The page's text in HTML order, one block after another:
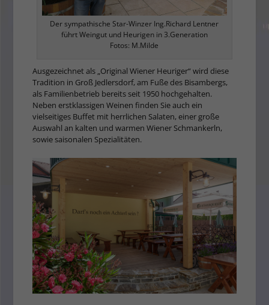
Der sympathische Star-Winzer Ing.Richard Lentner
führt Weingut und Heurigen in 3.Generation
Fotos: M.Milde
Ausgezeichnet als „Original Wiener Heuriger“ wird diese
Tradition in Groß Jedlersdorf, am Fuße des Bisambergs,
als Familienbetrieb bereits seit 1950 hochgehalten.
Neben erstklassigen Weinen finden Sie auch ein
vielseitiges Buffet mit herrlichen Salaten, einer große
Auswahl an kalten und warmen Wiener Schmankerln,
sowie saisonalen Spezialitäten.